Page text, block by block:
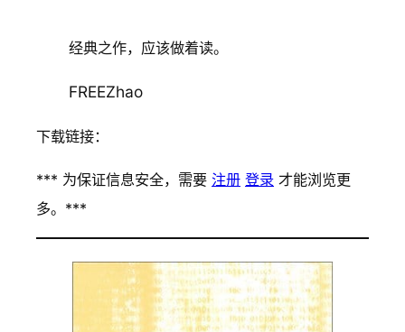
经典之作，应该做着读。
FREEZhao
下载链接：
*** 为保证信息安全，需要 注册 登录 才能浏览更
多。***